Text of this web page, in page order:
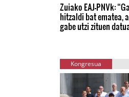
Zuiako EAJ-PNVk:
hitzaldi bat ematea,
gabe utzi zituen
Kongresua